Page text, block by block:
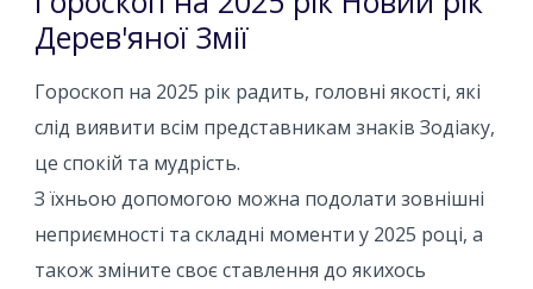
Дерев'яної Змії
Гороскоп на 2025 рік радить, головні якості, які
слід виявити всім представникам знаків Зодіаку,
це спокій та мудрість.
З їхньою допомогою можна подолати зовнішні
неприємності та складні моменти у 2025 році, а
також зміните своє ставлення до якихось